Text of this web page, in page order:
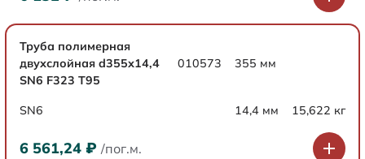
Труба полимерная
двухслойная d355х14,4
SN6 F323 Т95
010573 355 мм
SN6 14,4 мм 15,622 кг
6 561,24 ₽ /пог.м.